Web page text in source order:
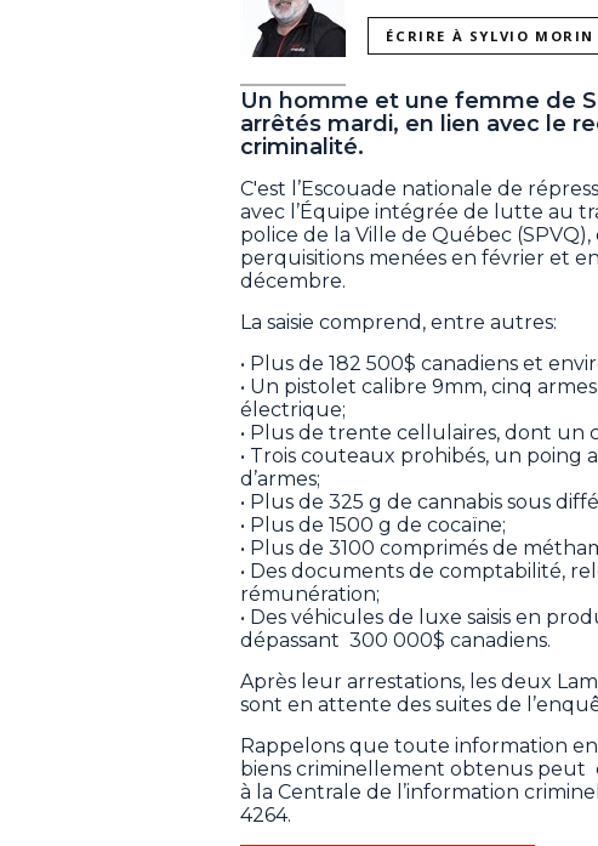
ÉCRIRE À SYLVIO MORIN
Un homme et une femme de
arrêtés mardi, en lien avec le
criminalité.
C'est l’Escouade nationale de
avec l’Équipe intégrée de lutte au
police de la Ville de Québec
perquisitions menées en février et
décembre.
La saisie comprend, entre autres:
• Plus de 182 500$ canadiens et
• Un pistolet calibre 9mm, cinq
électrique;
• Plus de trente cellulaires, dont un
• Trois couteaux prohibés, un poing
d’armes;
• Plus de 325 g de cannabis sous
• Plus de 1500 g de cocaïne;
• Plus de 3100 comprimés de
• Des documents de comptabilité,
rémunération;
• Des véhicules de luxe saisis en
dépassant 300 000$ canadiens.
Après leur arrestations, les deux
sont en attente des suites de
Rappelons que toute information
biens criminellement obtenus
à la Centrale de l’information
4264.